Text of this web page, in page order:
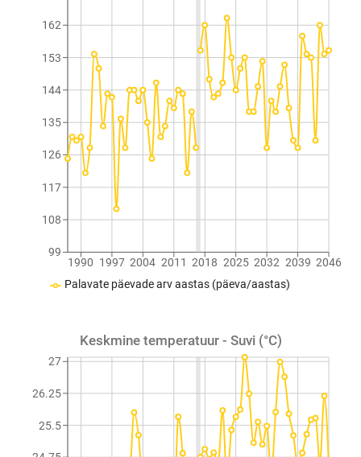
1990 1997 2004 2011 2018 2025 2032 2039 2046
99
108
117
126
135
144
153
162
Palavate päevade arv aastas (päeva/aastas)
Keskmine temperatuur - Suvi (°C)
25.5
26.25
27